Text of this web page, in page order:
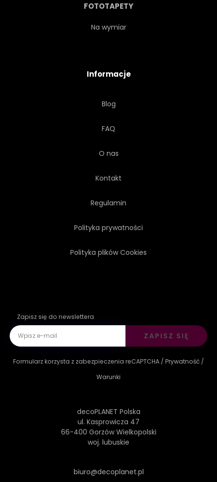
FOTOTAPETY
Na wymiar
Informacje
Blog
FAQ
O nas
Kontakt
Regulamin
Polityka prywatności
Polityka plików Cookies
Zapisz się do newslettera
ZAPISZ SIĘ
Formularz korzysta z zabezpieczenia reCAPTCHA / Prywatność /
Warunki
decoPLANET Polska
ul. Kasprowicza 47
66-400 Gorzów Wielkopolski
woj. lubuskie
biuro@decoplanet.pl